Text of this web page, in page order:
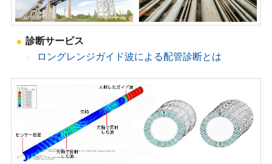
診断サービス
ロングレンジガイド波による配管診断とは